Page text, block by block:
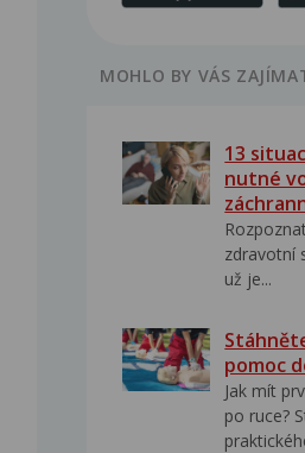
MOHLO BY VÁS
13
nutné
zdravotní
už je...
pomoc
Jak mít
po ruce?